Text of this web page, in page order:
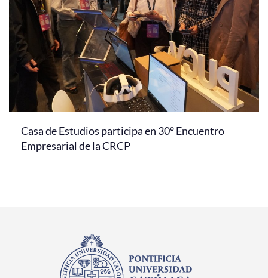
Casa de Estudios participa en 30° Encuentro
Empresarial de la CRCP